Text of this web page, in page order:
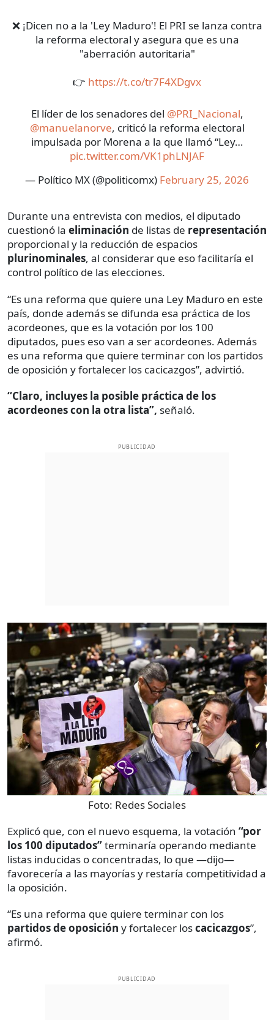
❌ ¡Dicen no a la 'Ley Maduro'! El PRI se lanza contra
la reforma electoral y asegura que es una
"aberración autoritaria"
👉 https://t.co/tr7F4XDgvx
El líder de los senadores del @PRI_Nacional,
@manuelanorve, criticó la reforma electoral
impulsada por Morena a la que llamó “Ley…
pic.twitter.com/VK1phLNJAF
— Político MX (@politicomx) February 25, 2026
Durante una entrevista con medios, el diputado
cuestionó la eliminación de listas de representación
proporcional y la reducción de espacios
plurinominales, al considerar que eso facilitaría el
control político de las elecciones.
“Es una reforma que quiere una Ley Maduro en este
país, donde además se difunda esa práctica de los
acordeones, que es la votación por los 100
diputados, pues eso van a ser acordeones. Además
es una reforma que quiere terminar con los partidos
de oposición y fortalecer los cacicazgos”, advirtió.
“Claro, incluyes la posible práctica de los
acordeones con la otra lista”, señaló.
PUBLICIDAD
Foto: Redes Sociales
Explicó que, con el nuevo esquema, la votación “por
los 100 diputados”terminaría operando mediante
listas inducidas o concentradas, lo que —dijo—
favorecería a las mayorías y restaría competitividad a
la oposición.
“Es una reforma que quiere terminar con los
partidos de oposición y fortalecer loscacicazgos”,
afirmó.
PUBLICIDAD